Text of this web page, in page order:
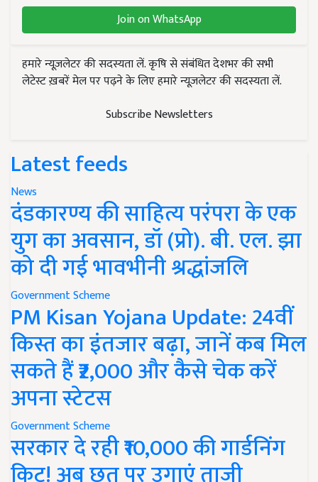
Join on WhatsApp
हमारे न्यूज़लेटर की सदस्यता लें. कृषि से संबंधित देशभर की सभी
लेटेस्ट ख़बरें मेल पर पढ़ने के लिए हमारे न्यूज़लेटर की सदस्यता लें.
Subscribe Newsletters
Latest feeds
News
दंडकारण्य की साहित्य परंपरा के एक
युग का अवसान, डॉ (प्रो). बी. एल. झा
को दी गई भावभीनी श्रद्धांजलि
Government Scheme
PM Kisan Yojana Update: 24वीं
किस्त का इंतजार बढ़ा, जानें कब मिल
सकते हैं ₹2,000 और कैसे चेक करें
अपना स्टेटस
Government Scheme
सरकार दे रही ₹10,000 की गार्डनिंग